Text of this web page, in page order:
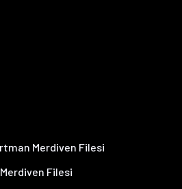
Merdiven Filesi
Filesi